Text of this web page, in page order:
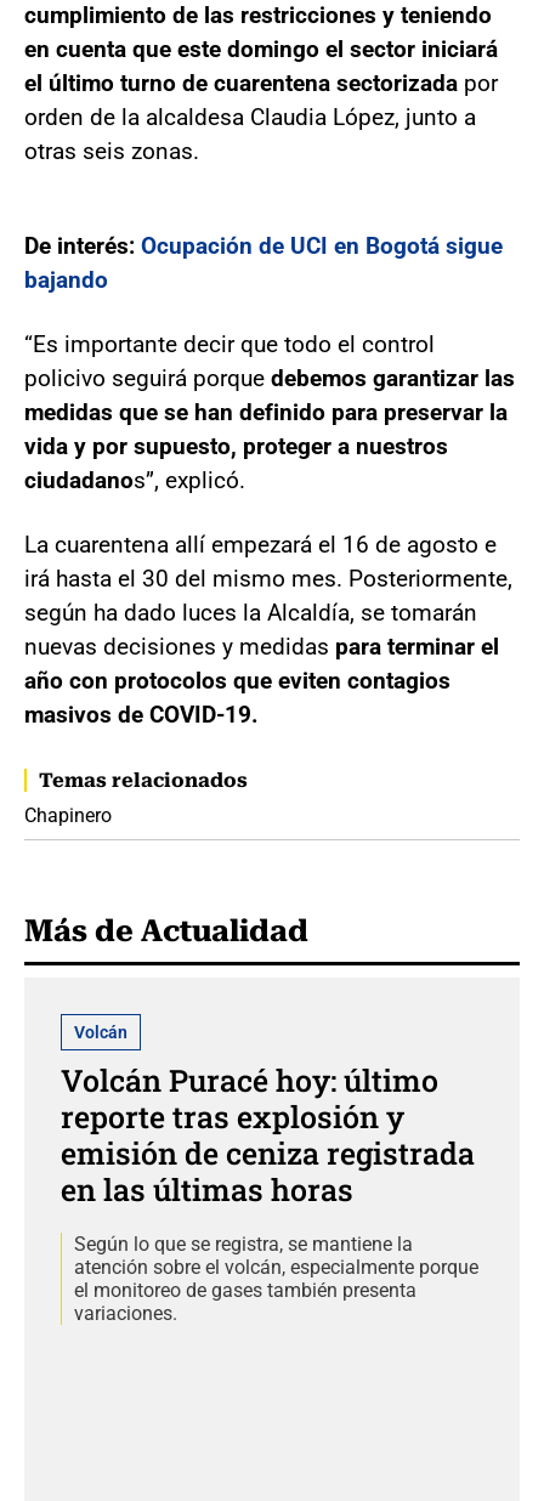
cumplimiento de las restricciones y teniendo
en cuenta que este domingo el sector iniciará
el último turno de cuarentena sectorizada por
orden de la alcaldesa Claudia López, junto a
otras seis zonas.
De interés: Ocupación de UCI en Bogotá sigue
bajando
“Es importante decir que todo el control
policivo seguirá porque debemos garantizar las
medidas que se han definido para preservar la
vida y por supuesto, proteger a nuestros
ciudadanos”, explicó.
La cuarentena allí empezará el 16 de agosto e
irá hasta el 30 del mismo mes. Posteriormente,
según ha dado luces la Alcaldía, se tomarán
nuevas decisiones y medidas para terminar el
año con protocolos que eviten contagios
masivos de COVID-19.
Temas relacionados
Chapinero
Más de Actualidad
Volcán
Volcán Puracé hoy: último
reporte tras explosión y
emisión de ceniza registrada
en las últimas horas
Según lo que se registra, se mantiene la
atención sobre el volcán, especialmente porque
el monitoreo de gases también presenta
variaciones.